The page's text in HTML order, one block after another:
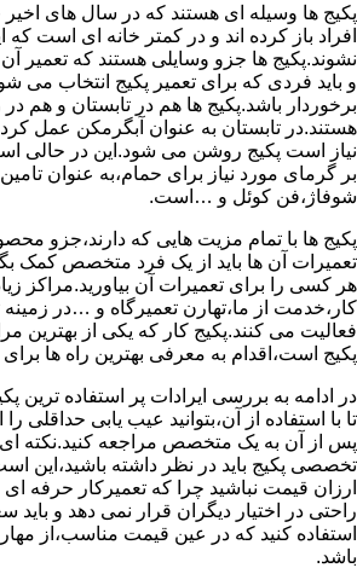
پکیج ها وسیله ای هستند که در سال های
افراد باز کرده اند و در کمتر خانه ای است که
نشوند.پکیج ها جزو وسایلی هستند که تعمیر
و باید فردی که برای تعمیر پکیج انتخاب می
برخوردار باشد.پکیج ها هم در تابستان و هم
هستند.در تابستان به عنوان آبگرمکن عمل
نیاز است پکیج روشن می شود.این در حالی
بر گرمای مورد نیاز برای حمام،به عنوان
شوفاژ،فن کوئل و …است.
پکیج ها با تمام مزیت هایی که دارند،جزو
تعمیرات آن ها باید از یک فرد متخصص کمک
هر کسی را برای تعمیرات آن بیاورید.مراکز
کار،خدمت از ما،تهارن تعمیرگاه و …در
فعالیت می کنند.پکیج کار که یکی از بهترین
پکیج است،اقدام به معرفی بهترین راه ها
در ادامه به بررسی ایرادات پر استفاده ترین
تا با استفاده از آن،بتوانید عیب یابی حداقلی
پس از آن به یک متخصص مراجعه کنید.نکته
تخصصی پکیج باید در نظر داشته باشید،این
ارزان قیمت نباشید چرا که تعمیرکار حرفه
راحتی در اختیار دیگران قرار نمی دهد و
استفاده کنید که در عین قیمت مناسب،از
باشد.